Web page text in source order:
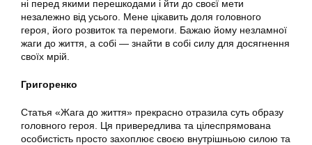
ні перед якими перешкодами і йти до своєї мети
незалежно від усього. Мене цікавить доля головного
героя, його розвиток та перемоги. Бажаю йому незламної
жаги до життя, а собі — знайти в собі силу для досягнення
своїх мрій.
Григоренко
Статья «Жага до життя» прекрасно отразила суть образу
головного героя. Ця привередлива та цілеспрямована
особистість просто захоплює своєю внутрішньою силою та